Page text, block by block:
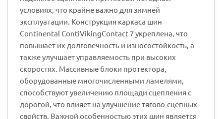
условиях, что крайне важно для зимней
эксплуатации. Конструкция каркаса шин
Continental ContiVikingContact 7 укреплена, что
повышает их долговечность и износостойкость, а
также улучшает управляемость при высоких
скоростях. Массивные блоки протектора,
оборудованные многочисленными ламелями,
способствуют увеличению площади сцепления с
дорогой, что влияет на улучшение тягово-сцепных
свойств. Важной особенностью этих шин является